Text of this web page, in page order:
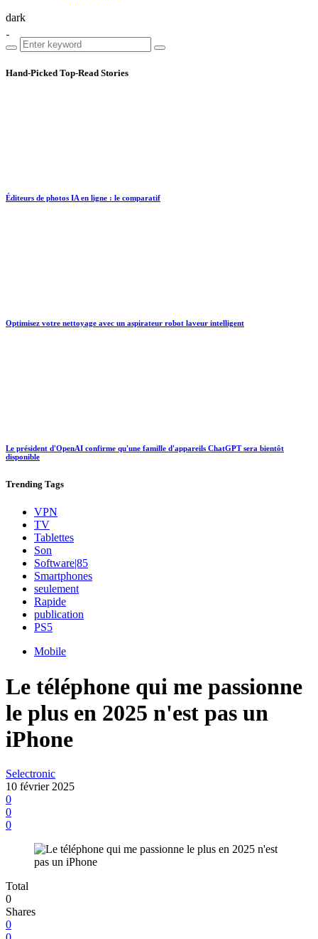
dark
Hand-Picked Top-Read Stories
Éditeurs de photos IA en ligne : le comparatif
Optimisez votre nettoyage avec un aspirateur robot laveur intelligent
Le président d'OpenAI confirme qu'une famille d'appareils ChatGPT sera bientôt
disponible
Trending Tags
VPN
TV
Tablettes
Son
Software|85
Smartphones
seulement
Rapide
publication
PS5
Mobile
Le téléphone qui me passionne
le plus en 2025 n'est pas un
iPhone
Selectronic
10 février 2025
0
0
0
Total
0
Shares
0